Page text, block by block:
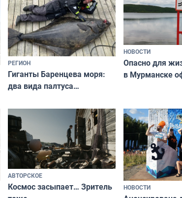
РЕГИОН
Гиганты Баренцева моря:
два вида палтуса
НОВОСТИ
Опасно для
в Мурманске
АВТОРСКОЕ
Космос засыпает… Зритель
НОВОСТИ